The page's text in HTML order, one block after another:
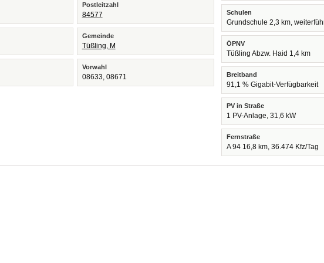
Postleitzahl
84577
Gemeinde
Tüßling, M
Vorwahl
08633, 08671
Schulen
Grundschule 2,3 km,
ÖPNV
Tüßling Abzw. Haid 1,4 km
Breitband
91,1 % Gigabit-Verfügbarkeit
PV in Straße
1 PV-Anlage, 31,6 kW
Fernstraße
A 94 16,8 km, 36.474 Kfz/Tag